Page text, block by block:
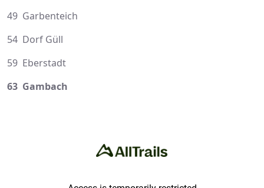
49 Garbenteich
54 Dorf Güll
59 Eberstadt
63 Gambach